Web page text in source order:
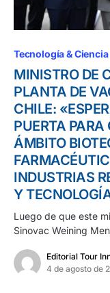
Tecnología & Ciencia
MINISTRO DE
PLANTA DE
CHILE:
PUERTA PARA
ÁMBITO
INDUSTRIAS
Y
Luego de que este
Sinovac Weining
Editorial Tour
4 de agosto de